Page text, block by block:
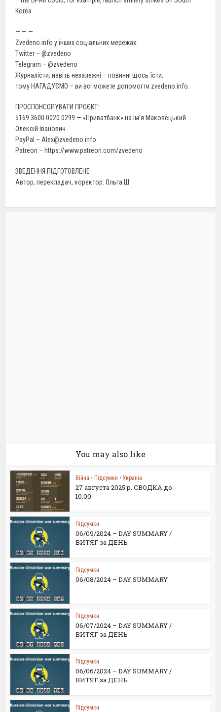
Korea.
— — —
Zvedeno.info у інших соціальних мережах:
Twitter – @zvedeno
Telegram – @zvedeno
Журналісти, навіть незалежні – повинні щось їсти,
тому НАГАДУЄМО – ви всі можете допомогти zvedeno.info.
ПРОСПОНСОРУВАТИ ПРОЄКТ:
5169 3600 0020 0299 — «Приватбанк» на ім’я Маковецький
Олексій Іванович
PayPal – Alex@zvedeno.info
Patreon – https://www.patreon.com/zvedeno
ЗВЕДЕННЯ ПІДГОТОВЛЕНЕ
Автор, перекладач, коректор: Ольга Ш.
You may also like
Війна • Підсумки • Україна
27 августа 2025 р. СВОДКА до
10.00
Підсумки
06/09/2024 – DAY SUMMARY /
ВИТЯГ за ДЕНЬ
Підсумки
06/08/2024 – DAY SUMMARY
Підсумки
06/07/2024 – DAY SUMMARY /
ВИТЯГ за ДЕНЬ
Підсумки
06/06/2024 – DAY SUMMARY /
ВИТЯГ за ДЕНЬ
Підсумки